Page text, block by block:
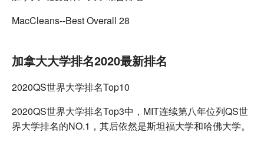
MacCleans--Best Overall 28
加拿大大学排名2020最新排名
2020QS世界大学排名Top10
2020QS世界大学排名Top3中，MIT连续第八年位列QS世
界大学排名的NO.1，其后依然是斯坦福大学和哈佛大学。